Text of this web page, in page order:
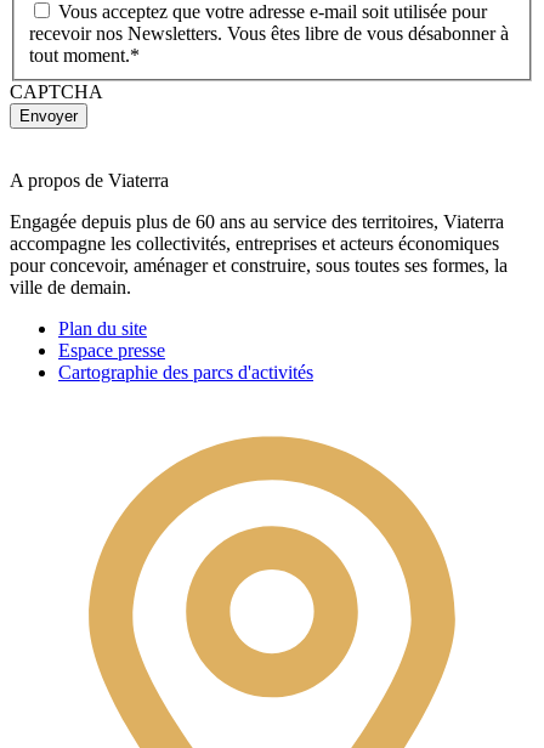
Vous acceptez que votre adresse e-mail soit utilisée pour
recevoir nos Newsletters. Vous êtes libre de vous désabonner à
tout moment.*
CAPTCHA
A propos de Viaterra
Engagée depuis plus de 60 ans au service des territoires, Viaterra
accompagne les collectivités, entreprises et acteurs économiques
pour concevoir, aménager et construire, sous toutes ses formes, la
ville de demain.
Plan du site
Espace presse
Cartographie des parcs d'activités